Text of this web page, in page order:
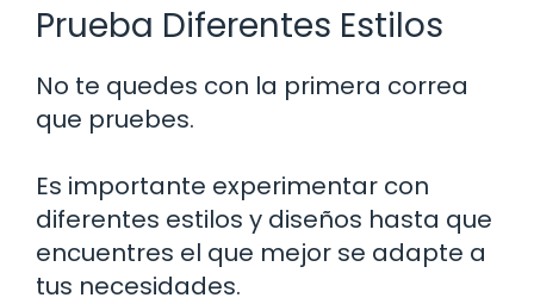
Prueba Diferentes Estilos
No te quedes con la primera correa
que pruebes.
Es importante experimentar con
diferentes estilos y diseños hasta que
encuentres el que mejor se adapte a
tus necesidades.